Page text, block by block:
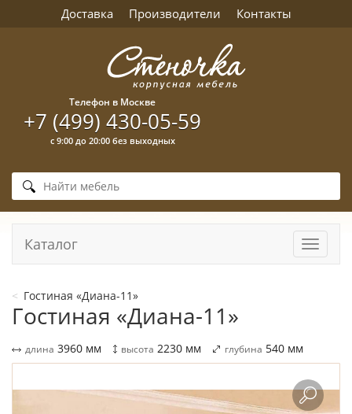
Доставка Производители Контакты
Телефон в Москве
+7 (499) 430-05-59
с 9:00 до 20:00 без выходных
Каталог
Гостиная «Диана-11»
Гостиная «Диана-11»
длина 3960 мм высота 2230 мм глубина 540 мм